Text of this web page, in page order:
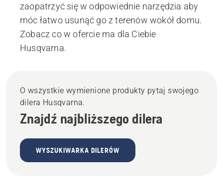
zaopatrzyć się w odpowiednie narzędzia aby
móc łatwo usunąć go z terenów wokół domu.
Zobacz co w ofercie ma dla Ciebie
Husqvarna.
O wszystkie wymienione produkty pytaj swojego
dilera Husqvarna.
Znajdź najbliższego dilera
WYSZUKIWARKA DILERÓW